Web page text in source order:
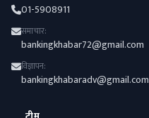
01-5908911
समाचार:
bankingkhabar72@gmail.com
विज्ञापन:
bankingkhabaradv@gmail.com